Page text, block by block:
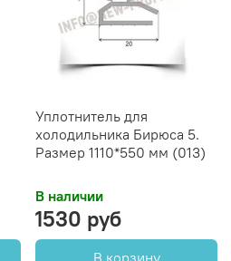
Уплотнитель для
холодильника Бирюса 5.
Размер 1110*550 мм (013)
В наличии
1530 руб